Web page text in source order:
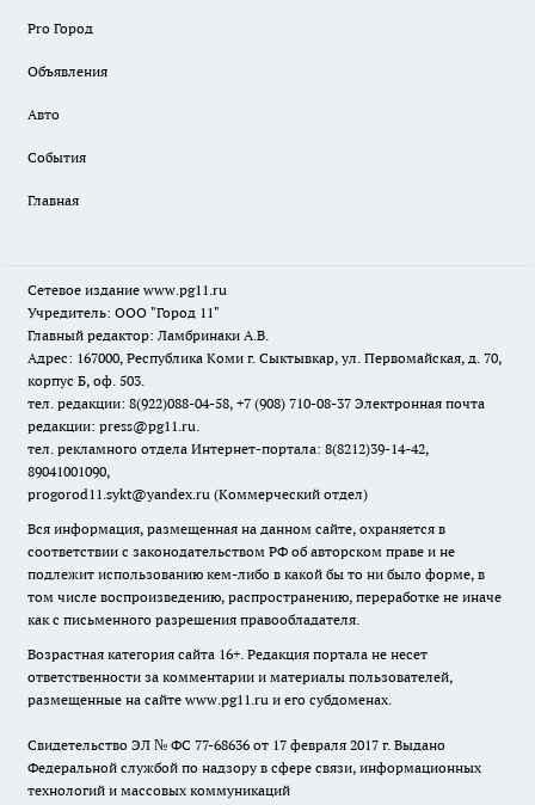
Pro Город
Объявления
Авто
События
Главная
Сетевое издание www.pg11.ru
Учредитель: ООО "Город 11"
Главный редактор: Ламбринаки А.В.
Адрес: 167000, Республика Коми г. Сыктывкар, ул. Первомайская, д. 70,
корпус Б, оф. 503.
тел. редакции: 8(922)088-04-58, +7 (908) 710-08-37 Электронная почта
редакции: press@pg11.ru.
тел. рекламного отдела Интернет-портала: 8(8212)39-14-42,
89041001090,
progorod11.sykt@yandex.ru (Коммерческий отдел)
Вся информация, размещенная на данном сайте, охраняется в
соответствии с законодательством РФ об авторском праве и не
подлежит использованию кем-либо в какой бы то ни было форме, в
том числе воспроизведению, распространению, переработке не иначе
как с письменного разрешения правообладателя.
Возрастная категория сайта 16+. Редакция портала не несет
ответственности за комментарии и материалы пользователей,
размещенные на сайте www.pg11.ru и его субдоменах.
Свидетельство ЭЛ № ФС 77-68636 от 17 февраля 2017 г. Выдано
Федеральной службой по надзору в сфере связи, информационных
технологий и массовых коммуникаций